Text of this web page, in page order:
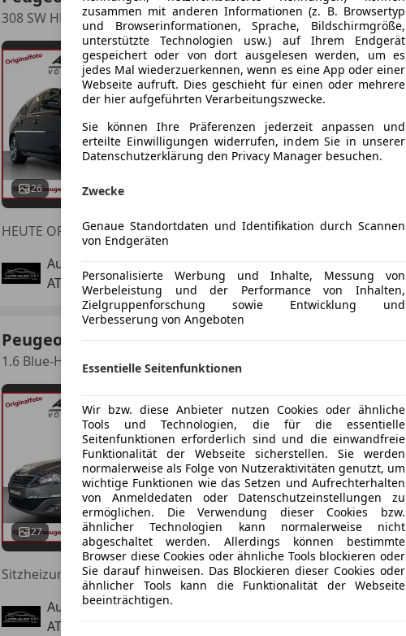
308 SW HDI**GT-LINE**PANORAMA*NAVI*MOD2018
26
€ 9 999
HEUTE OFFEN
Autopark23 GmbH
AT-2331 Vösendorf
Peugeot 308
1.6 Blue-HDI**Business-Line**NAVI*PICKERL1/2028...
27
€ 9 999
06/2016 119 000 km
Autopark23 GmbH
AT-2331 Vösendorf
zusammen mit anderen Informationen (z. B. Browsertyp
und Browserinformationen, Sprache, Bildschirmgröße,
unterstützte Technologien usw.) auf Ihrem Endgerät
gespeichert oder von dort ausgelesen werden, um es
jedes Mal wiederzuerkennen, wenn es eine App oder einer
Webseite aufruft. Dies geschieht für einen oder mehrere
der hier aufgeführten Verarbeitungszwecke.
Sie können Ihre Präferenzen jederzeit anpassen und
erteilte Einwilligungen widerrufen, indem Sie in unserer
Datenschutzerklärung den Privacy Manager besuchen.
Zwecke
Genaue Standortdaten und Identifikation durch Scannen
von Endgeräten
Personalisierte Werbung und Inhalte, Messung von
Werbeleistung und der Performance von Inhalten,
Zielgruppenforschung sowie Entwicklung und
Verbesserung von Angeboten
Essentielle Seitenfunktionen
Wir bzw. diese Anbieter nutzen Cookies oder ähnliche
Tools und Technologien, die für die essentielle
Seitenfunktionen erforderlich sind und die einwandfreie
Funktionalität der Webseite sicherstellen. Sie werden
normalerweise als Folge von Nutzeraktivitäten genutzt, um
wichtige Funktionen wie das Setzen und Aufrechterhalten
von Anmeldedaten oder Datenschutzeinstellungen zu
ermöglichen. Die Verwendung dieser Cookies bzw.
ähnlicher Technologien kann normalerweise nicht
abgeschaltet werden. Allerdings können bestimmte
Browser diese Cookies oder ähnliche Tools blockieren oder
Sie darauf hinweisen. Das Blockieren dieser Cookies oder
ähnlicher Tools kann die Funktionalität der Webseite
beeinträchtigen.